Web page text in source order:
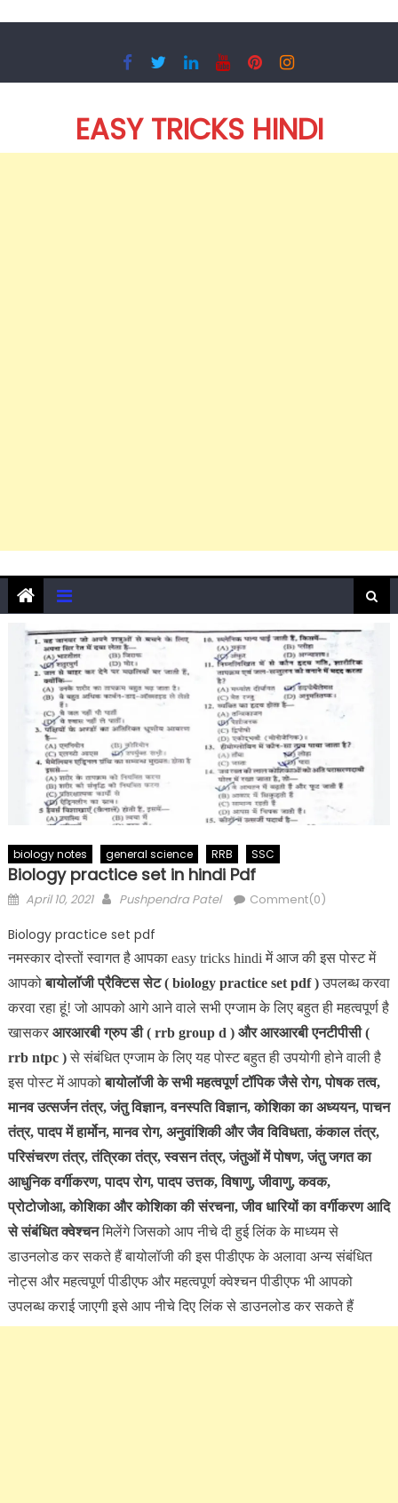
EASY TRICKS HINDI
biology notes general science RRB SSC
Biology practice set in hindi Pdf
Posted
April 10, 2021 Author
Pushpendra Patel Comment(0)
Biology practice set pdf
नमस्कार दोस्तों स्वागत है आपका easy tricks hindi में आज की इस पोस्ट में
आपकोबायोलॉजी प्रैक्टिस सेट ( biology practice set pdf )उपलब्ध करवा
करवा रहा हूं! जो आपको आगे आने वाले सभी एग्जाम के लिए बहुत ही महत्वपूर्ण है
खासकर आरआरबी ग्रुप डी ( rrb group d ) और आरआरबी एनटीपीसी (
rrb ntpc )से संबंधित एग्जाम के लिए यह पोस्ट बहुत ही उपयोगी होने वाली है
इस पोस्ट में आपकोबायोलॉजी के सभी महत्वपूर्ण टॉपिक जैसे रोग, पोषक तत्व,
मानव उत्सर्जन तंत्र, जंतु विज्ञान, वनस्पति विज्ञान, कोशिका का अध्ययन, पाचन
तंत्र, पादप में हार्मोन, मानव रोग, अनुवांशिकी और जैव विविधता, कंकाल तंत्र,
परिसंचरण तंत्र, तंत्रिका तंत्र, स्वसन तंत्र, जंतुओं में पोषण, जंतु जगत का
आधुनिक वर्गीकरण, पादप रोग, पादप उत्तक, विषाणु, जीवाणु, कवक,
प्रोटोजोआ, कोशिका और कोशिका की संरचना, जीव धारियों का वर्गीकरण आदि
से संबंधित क्वेश्चनमिलेंगे जिसको आप नीचे दी हुई लिंक के माध्यम से
डाउनलोड कर सकते हैं बायोलॉजी की इस पीडीएफ के अलावा अन्य संबंधित
नोट्स और महत्वपूर्ण पीडीएफ और महत्वपूर्ण क्वेश्चन पीडीएफ भी आपको
उपलब्ध कराई जाएगी इसे आप नीचे दिए लिंक से डाउनलोड कर सकते हैं